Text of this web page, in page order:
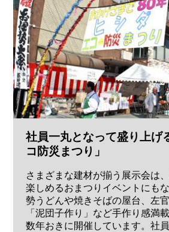
社員一丸となって盛り上げ
コ防災まつり」
さまざまな建材が揃う展示会は
楽しめるおまつりイベントにも
勢うどんや焼きそばの屋台、左
「泥団子作り」など手作り感満
数年おきに開催しています。社